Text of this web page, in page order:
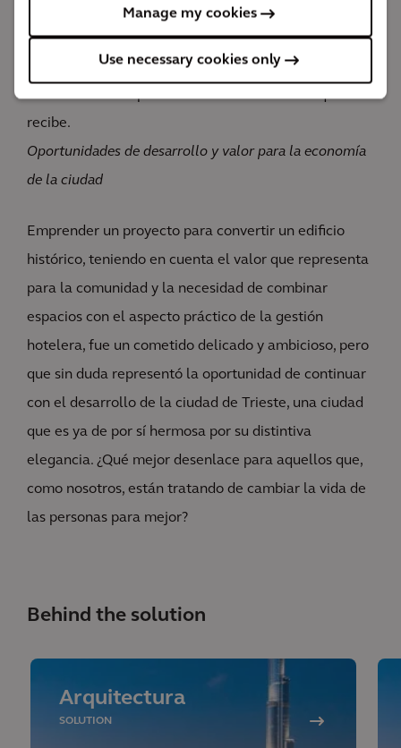
Manage my cookies
Use necessary cookies only
Una gran oportunidad para desarrollar el encanto de
la ciudad, con grandes beneficios tanto para los
recibe.
Oportunidades de desarrollo y valor para la economía
de la ciudad
Emprender un proyecto para convertir un edificio
histórico, teniendo en cuenta el valor que representa
para la comunidad y la necesidad de combinar
espacios con el aspecto práctico de la gestión
hotelera, fue un cometido delicado y ambicioso, pero
que sin duda representó la oportunidad de continuar
con el desarrollo de la ciudad de Trieste, una ciudad
que es ya de por sí hermosa por su distintiva
elegancia. ¿Qué mejor desenlace para aquellos que,
como nosotros, están tratando de cambiar la vida de
las personas para mejor?
Behind the solution
Arquitectura
SOLUTION